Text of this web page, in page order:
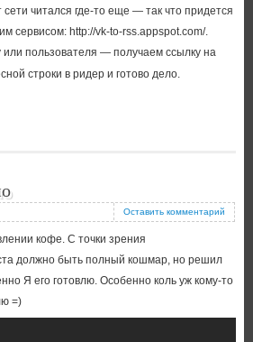
читался где-то еще — так что придется
сервисом: http://vk-to-rss.appspot.com/.
или пользователя — получаем ссылку на
строки в ридер и готово дело.
Оставить комментарий
кофе. С точки зрения
должно быть полный кошмар, но решил
Я его готовлю. Особенно коль уж кому-то
=)